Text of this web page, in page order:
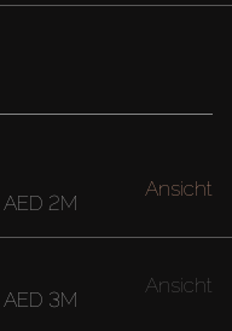
AED 2M
Ansicht
AED 3M
Ansicht